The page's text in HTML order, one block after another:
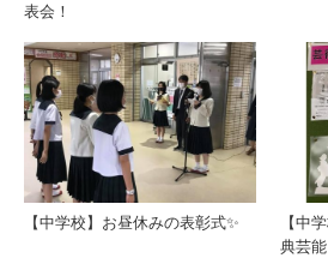
表会！
【中学校】お昼休みの表彰式✨
【中
典芸能